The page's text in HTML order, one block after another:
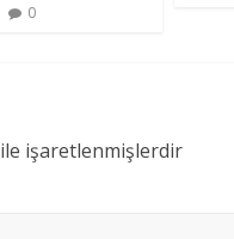
0
ile işaretlenmişlerdir